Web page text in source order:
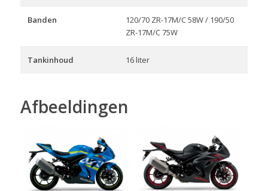
Banden
120/70 ZR-17M/C 58W / 190/50
ZR-17M/C 75W
Tankinhoud 16 liter
Afbeeldingen